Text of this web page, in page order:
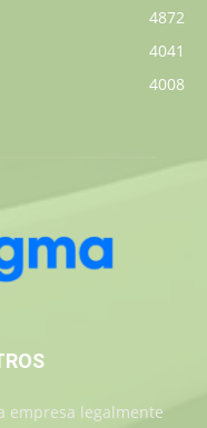
4872
4041
4008
empresa legalmente